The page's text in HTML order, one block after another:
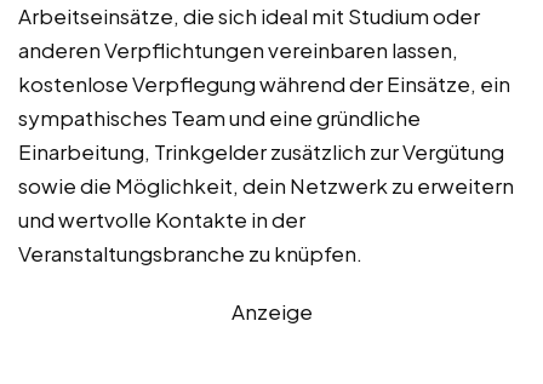
Arbeitseinsätze, die sich ideal mit Studium oder
anderen Verpflichtungen vereinbaren lassen,
kostenlose Verpflegung während der Einsätze, ein
sympathisches Team und eine gründliche
Einarbeitung, Trinkgelder zusätzlich zur Vergütung
sowie die Möglichkeit, dein Netzwerk zu erweitern
und wertvolle Kontakte in der
Veranstaltungsbranche zu knüpfen.
Anzeige